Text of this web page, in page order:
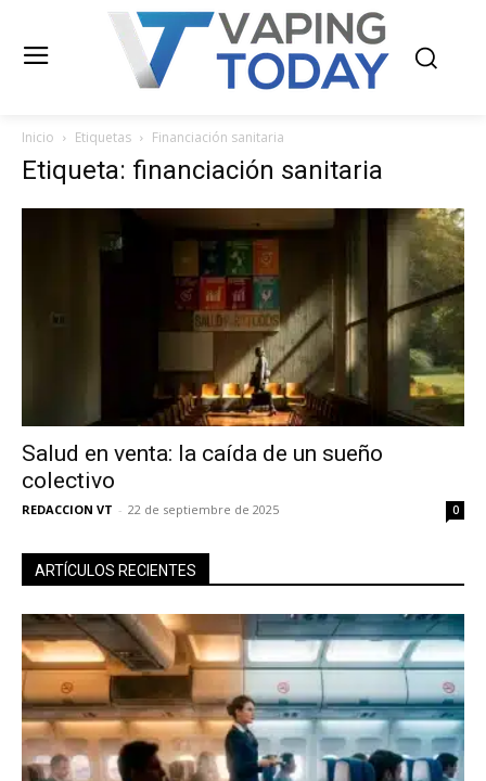
Inicio Etiquetas Financiación sanitaria
Etiqueta: financiación sanitaria
Salud en venta: la caída de un sueño
colectivo
REDACCION VT - 22 de septiembre de 2025 0
ARTÍCULOS RECIENTES